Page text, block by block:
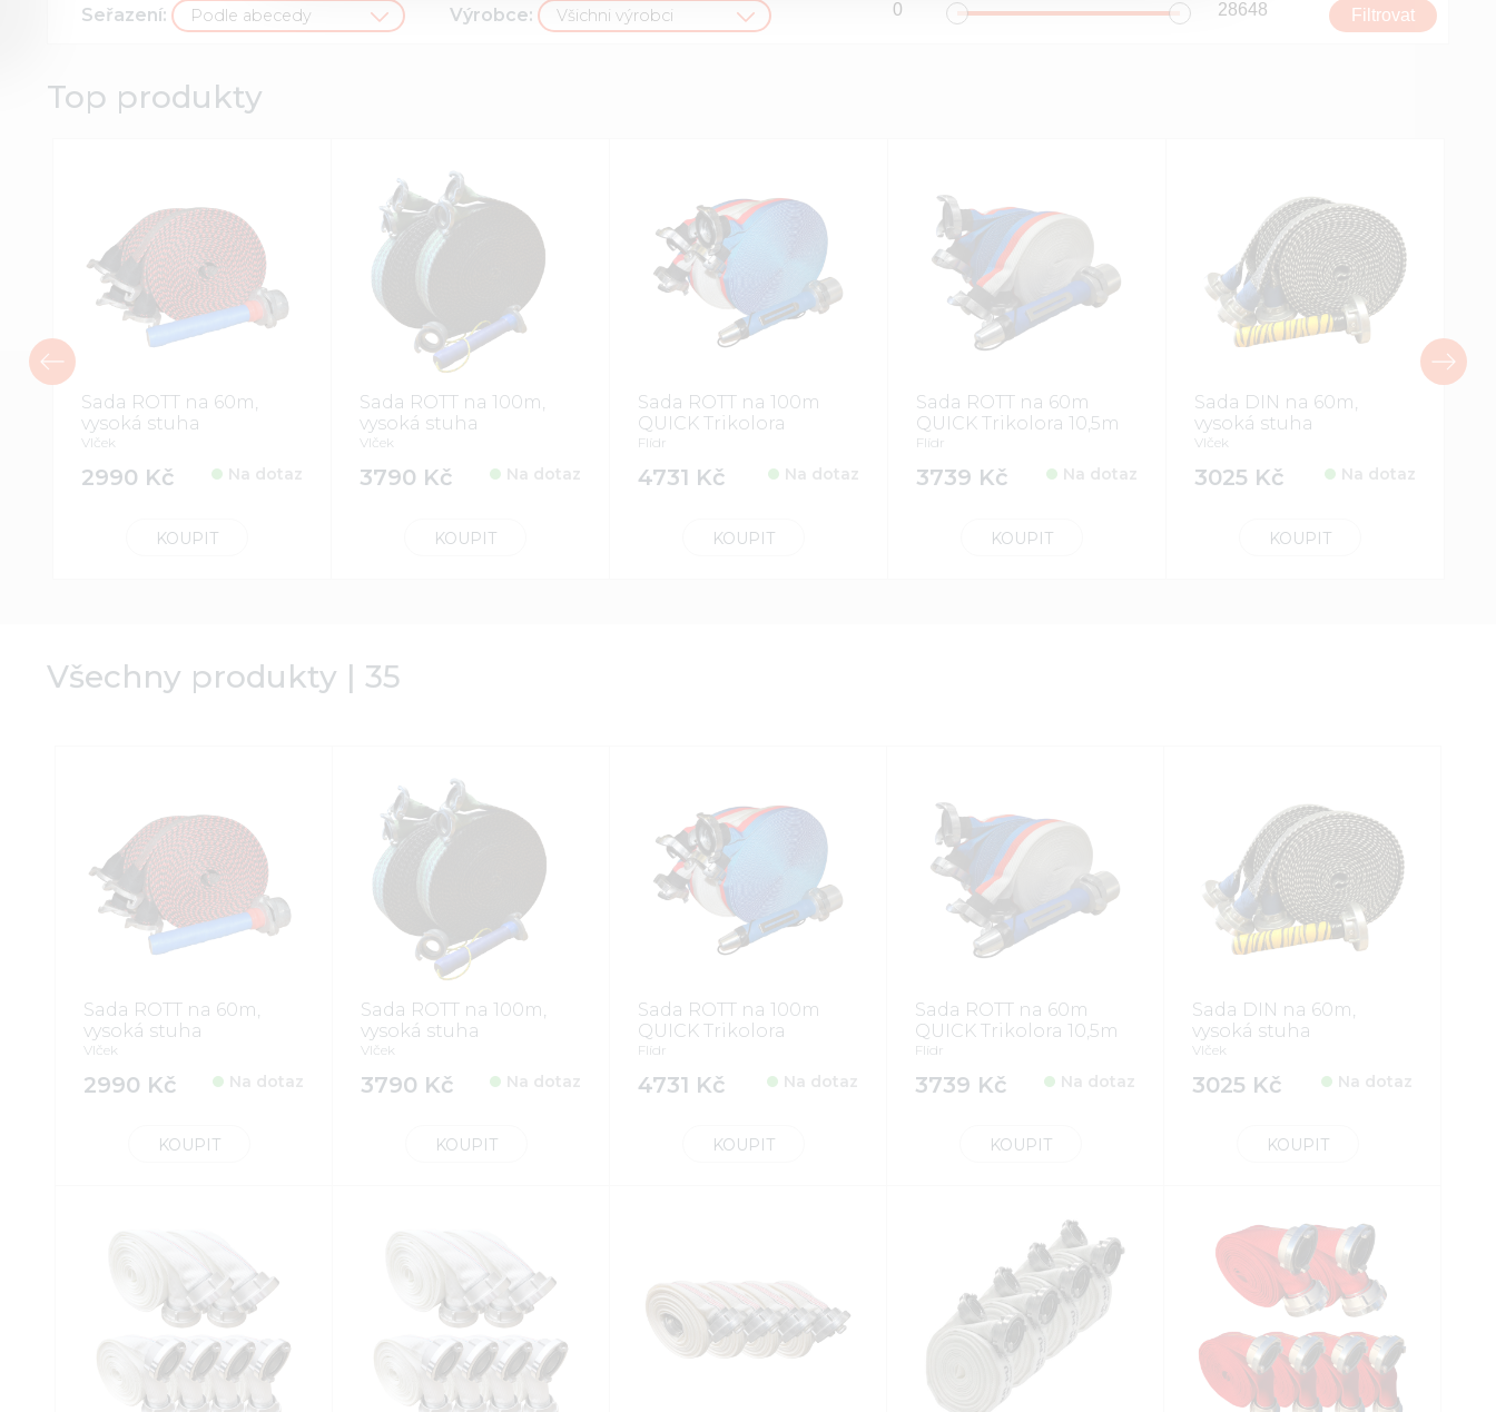
Seřazení: Podle abecedy Výrobce: Všichni výrobci
Top produkty
Sada ROTT na 60m,
vysoká stuha
Vlček
2990 Kč Na dotaz
KOUPIT
Sada ROTT na 100m,
vysoká stuha
Vlček
3790 Kč Na dotaz
KOUPIT
Sada ROTT na 100m
QUICK Trikolora
Flídr
4731 Kč Na dotaz
KOUPIT
Sada ROTT na 60m
QUICK Trikolora 10,5m
Flídr
3739 Kč Na dotaz
KOUPIT
Sada DIN na 60m,
vysoká stuha
Vlček
3025 Kč Na dotaz
KOUPIT
Všechny produkty | 35
Sada ROTT na 60m,
vysoká stuha
Vlček
2990 Kč Na dotaz
KOUPIT
Sada ROTT na 100m,
vysoká stuha
Vlček
3790 Kč Na dotaz
KOUPIT
Sada ROTT na 100m
QUICK Trikolora
Flídr
4731 Kč Na dotaz
KOUPIT
Sada ROTT na 60m
QUICK Trikolora 10,5m
Flídr
3739 Kč Na dotaz
KOUPIT
Sada DIN na 60m,
vysoká stuha
Vlček
3025 Kč Na dotaz
KOUPIT